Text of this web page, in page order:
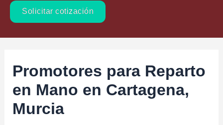
Solicitar cotización
Promotores para Reparto
en Mano en Cartagena,
Murcia